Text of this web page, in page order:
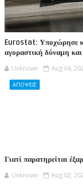
Eurostat: Υποχώρησε
αγοραστική δύναμη
Unknown Aug 04,
ΑΠΟΨΕΙΣ
Γιατί παρατηρείται
Unknown Aug 02,